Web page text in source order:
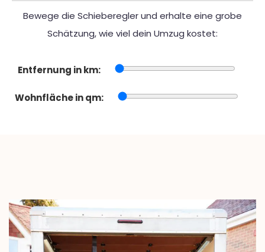
Bewege die Schieberegler und erhalte eine grobe
Schätzung, wie viel dein Umzug kostet:
Entfernung in km:
Wohnfläche in qm: